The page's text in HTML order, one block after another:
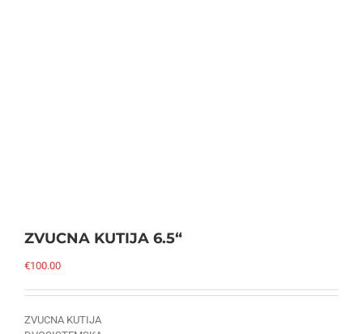
ZVUCNA KUTIJA 6.5“
€100.00
ZVUCNA KUTIJA